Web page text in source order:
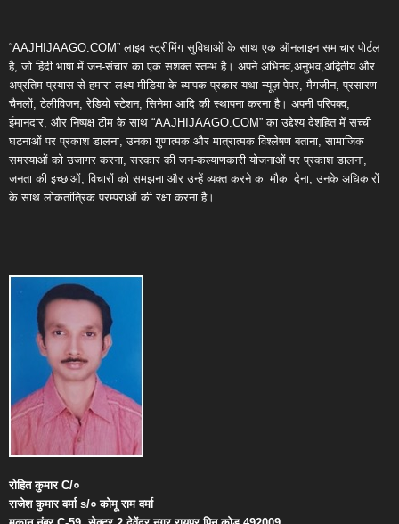
“AAJHIJAAGO.COM” लाइव स्ट्रीमिंग सुविधाओं के साथ एक ऑनलाइन समाचार पोर्टल
है, जो हिंदी भाषा में जन-संचार का एक सशक्त स्तम्भ है। अपने अभिनव,अनुभव,अद्वितीय और
अप्रतिम प्रयास से हमारा लक्ष्य मीडिया के व्यापक प्रकार यथा न्यूज़ पेपर, मैगजीन, प्रसारण
चैनलों, टेलीविजन, रेडियो स्टेशन, सिनेमा आदि की स्थापना करना है। अपनी परिपक्व,
ईमानदार, और निष्पक्ष टीम के साथ “AAJHIJAAGO.COM” का उद्देश्य देशहित में सच्ची
घटनाओं पर प्रकाश डालना, उनका गुणात्मक और मात्रात्मक विश्लेषण बताना, सामाजिक
समस्याओं को उजागर करना, सरकार की जन-कल्याणकारी योजनाओं पर प्रकाश डालना,
जनता की इच्छाओं, विचारों को समझना और उन्हें व्यक्त करने का मौका देना, उनके अधिकारों
के साथ लोकतांत्रिक परम्पराओं की रक्षा करना है।
रोहित कुमारC/०
राजेश कुमार वर्माs/० कोमू राम वर्मा